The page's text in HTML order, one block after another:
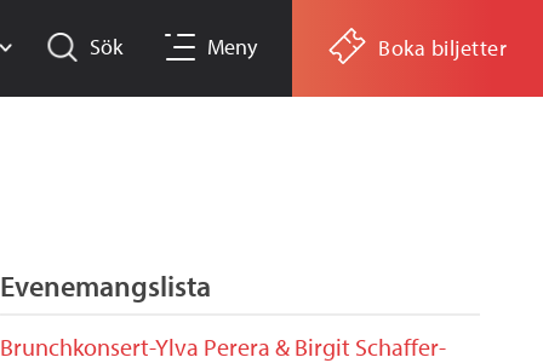
Boka biljetter
Meny
Sök
Evenemangslista
Brunchkonsert-Ylva Perera & Birgit Schaffer-